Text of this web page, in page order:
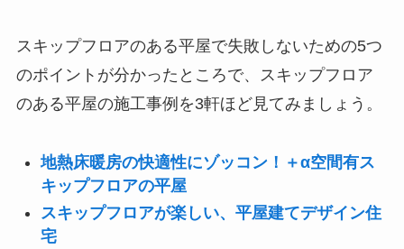
スキップフロアのある平屋で失敗しないための5つ
のポイントが分かったところで、スキップフロア
のある平屋の施工事例を3軒ほど見てみましょう。
地熱床暖房の快適性にゾッコン！＋α空間有ス
キップフロアの平屋
スキップフロアが楽しい、平屋建てデザイン住
宅